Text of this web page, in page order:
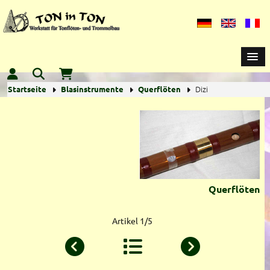
Startseite Blasinstrumente Querflöten Dizi
Querflöten
Artikel 1/5